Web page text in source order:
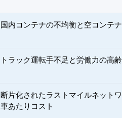
国内コンテナの不均衡と空コンテ
トラック運転手不足と労働力の高
断片化されたラストマイルネット
車あたりコスト